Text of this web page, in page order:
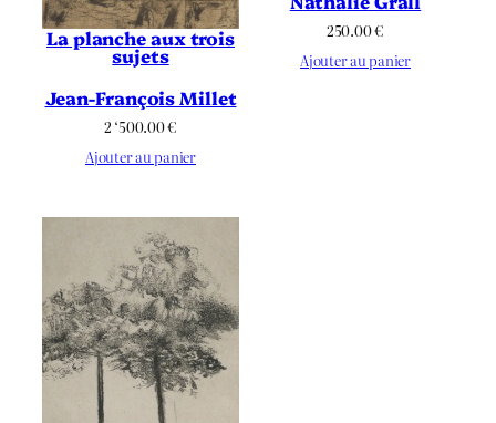
La planche aux trois
sujets
Jean-François Millet
2 ‘500.00€
Ajouter au panier
250.00€
Ajouter au panier